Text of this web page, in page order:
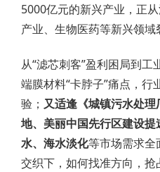
5000亿元的新兴产业，正
产业、生物医药等新兴领域
从“滤芯刺客”盈利困局到
端膜材料“卡脖子”痛点，
验； 又适逢《城镇污水处
地、美丽中国先行区建设
水、海水淡化等市场需求全
交织下，如何找准方向，抢